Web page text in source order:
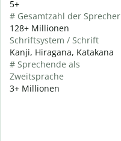
5+
# Gesamtzahl der Sprecher
128+ Millionen
Schriftsystem / Schrift
Kanji, Hiragana, Katakana
# Sprechende als
Zweitsprache
3+ Millionen